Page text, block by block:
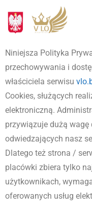
Niniejsza Polityka
przechowywania i
właściciela serwisu
Cookies, służących
elektroniczną.
przywiązuje dużą
odwiedzających nasz
Dlatego też strona /
placówki zbiera tylko
użytkownikach,
oferowanych usług